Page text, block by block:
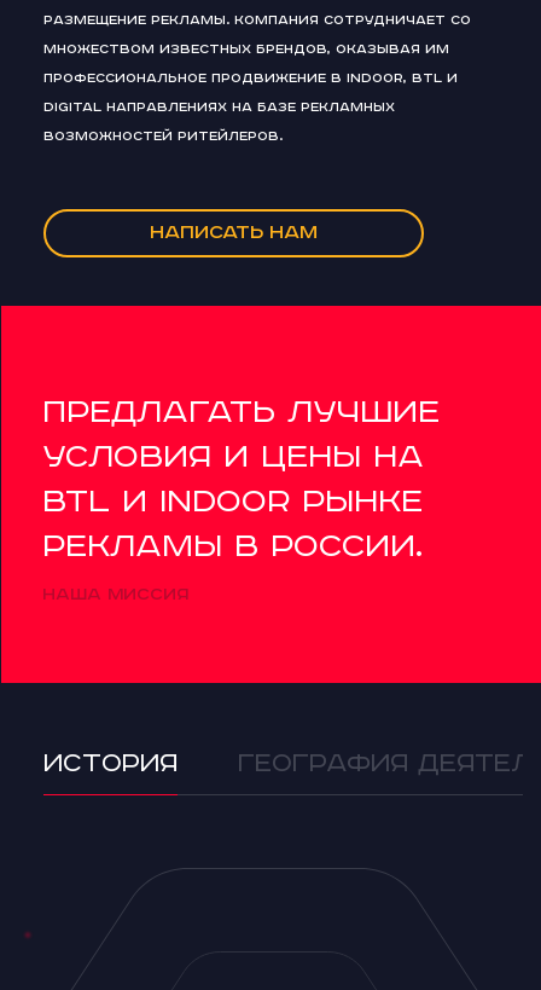
размещение рекламы. Компания сотрудничает со
множеством известных брендов, оказывая им
профессиональное продвижение в Indoor, BTL и
Digital направлениях на базе рекламных
возможностей ритейлеров.
Написать нам
Предлагать лучшие
условия и цены на
btl и indoor рынке
рекламы в России.
НАША МИССИЯ
История География